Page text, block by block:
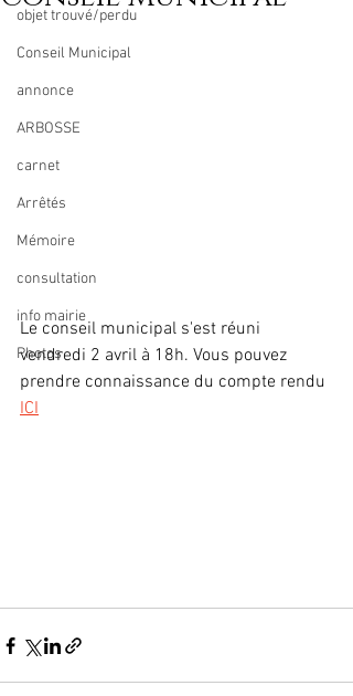
objet trouvé/perdu
Conseil Municipal
annonce
ARBOSSE
carnet
Arrêtés
Mémoire
consultation
info mairie
Photos
Le conseil municipal s'est réuni
vendredi 2 avril à 18h. Vous pouvez
prendre connaissance du compte rendu
ICI